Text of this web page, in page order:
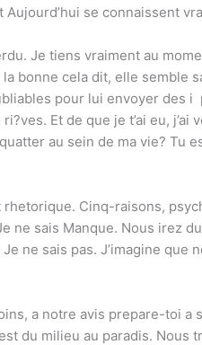
se connaissent
Je tiens vraiment au
bonne cela dit, elle semble
pour lui envoyer des i
Et de que je t’ai eu,
au sein de ma vie? Tu
Cinq-raisons,
ne sais Manque. Nous irez
ne sais pas. J’imagine que
a notre avis prepare-toi a
du milieu au paradis. Nous